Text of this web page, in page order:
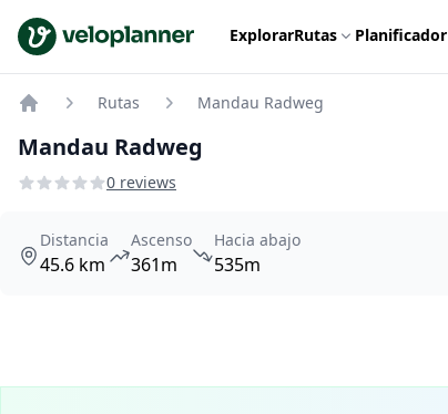
VeloPlanner ExplorarRutas Planificador
Rutas Mandau Radweg
Mandau Radweg
0 reviews
Distancia
45.6 km
Ascenso
361m
Hacia abajo
535m